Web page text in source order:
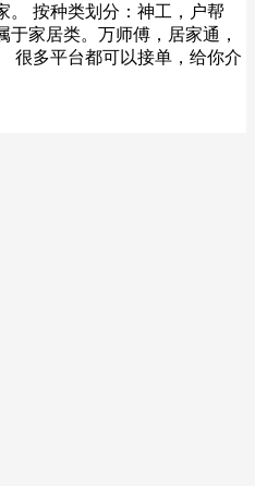
。 按种类划分：神工，户帮
于家居类。万师傅，居家通，
很多平台都可以接单，给你介